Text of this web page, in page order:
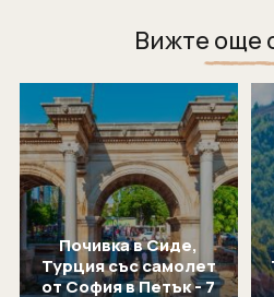
Вижте още
Почивка в Сиде,
Турция със самолет
от София в Петък - 7